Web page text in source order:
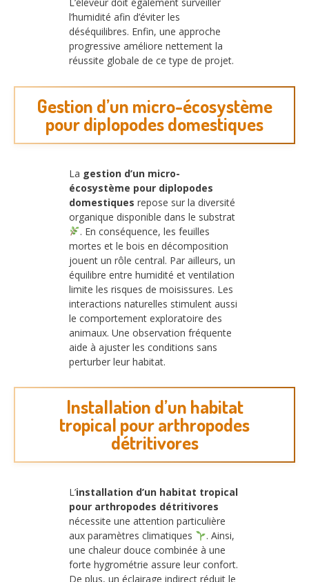
l’humidité afin d’éviter les
déséquilibres. Enfin, une approche
progressive améliore nettement la
réussite globale de ce type de projet.
Gestion d’un micro-écosystème
pour diplopodes domestiques
La gestion d’un micro-
écosystème pour diplopodes
domestiques repose sur la diversité
organique disponible dans le substrat
. En conséquence, les feuilles
mortes et le bois en décomposition
jouent un rôle central. Par ailleurs, un
équilibre entre humidité et ventilation
limite les risques de moisissures. Les
interactions naturelles stimulent aussi
le comportement exploratoire des
animaux. Une observation fréquente
aide à ajuster les conditions sans
perturber leur habitat.
Installation d’un habitat
tropical pour arthropodes
détritivores
L’installation d’un habitat tropical
pour arthropodes détritivores
nécessite une attention particulière
aux paramètres climatiques
. Ainsi,
une chaleur douce combinée à une
forte hygrométrie assure leur confort.
De plus, un éclairage indirect réduit le